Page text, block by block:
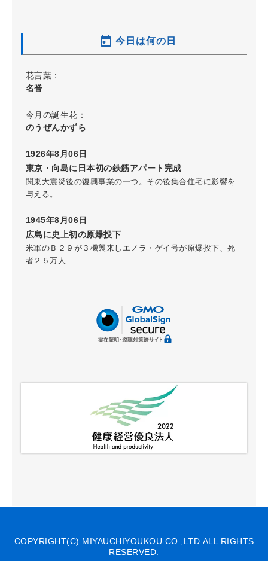
今日は何の日
花言葉：
名誉
今月の誕生花：
のうぜんかずら
1926年8月06日
東京・向島に日本初の鉄筋アパート完成
関東大震災後の復興事業の一つ。その後集合住宅に影響を
与える。
1945年8月06日
広島に史上初の原爆投下
米軍のＢ２９が３機襲来しエノラ・ゲイ号が原爆投下、死
者２５万人
COPYRIGHT(C) MIYAUCHIYOUKOU CO.,LTD.ALL RIGHTS
RESERVED.